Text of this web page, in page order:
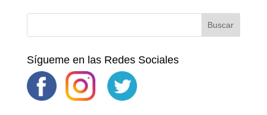
Sígueme en las Redes Sociales